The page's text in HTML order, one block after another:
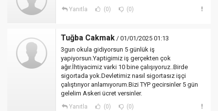
Yanıtla (0) (0)
Tuğba Cakmak / 01/01/2025 01:13
3gun okula gidiyorsun 5 günlük iş
yapiyorsun.Yaptigimiz iş gerçekten çok
ağır.İhtiyacimiz varki 10 bine çalışıyoruz..Birde
sigortada yok.Devletimiz nasıl sigortasız işçi
çalıştırıyor anlamıyorum.Bizi TYP gecirsinler 5 gün
gelelim Askeri ücret versinler.
Yanıtla (0) (0)